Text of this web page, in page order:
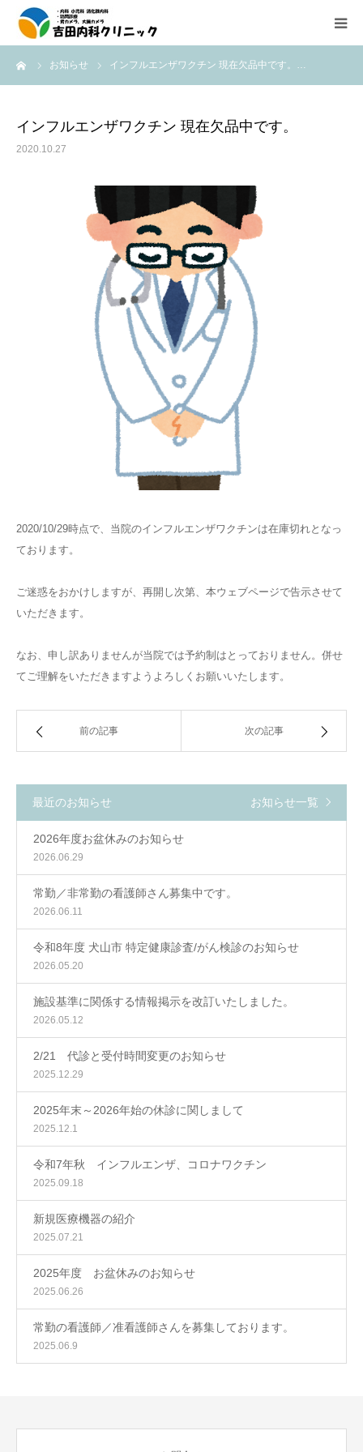
お知らせ インフルエンザワクチン 現在欠品中です。…
インフルエンザワクチン 現在欠品中です。
2020.10.27
2020/10/29時点で、当院のインフルエンザワクチンは在庫切れとなっ
ております。
ご迷惑をおかけしますが、再開し次第、本ウェブページで告示させて
いただきます。
なお、申し訳ありませんが当院では予約制はとっておりません。併せ
てご理解をいただきますようよろしくお願いいたします。
前の記事 次の記事
最近のお知らせ お知らせ一覧
2026年度お盆休みのお知らせ
2026.06.29
常勤／非常勤の看護師さん募集中です。
2026.06.11
令和8年度 犬山市 特定健康診査/がん検診のお知らせ
2026.05.20
施設基準に関係する情報掲示を改訂いたしました。
2026.05.12
2/21 代診と受付時間変更のお知らせ
2025.12.29
2025年末～2026年始の休診に関しまして
2025.12.1
令和7年秋 インフルエンザ、コロナワクチン
2025.09.18
新規医療機器の紹介
2025.07.21
2025年度 お盆休みのお知らせ
2025.06.26
常勤の看護師／准看護師さんを募集しております。
2025.06.9
診療所紹介
内視鏡検査の紹介
医療機器紹介